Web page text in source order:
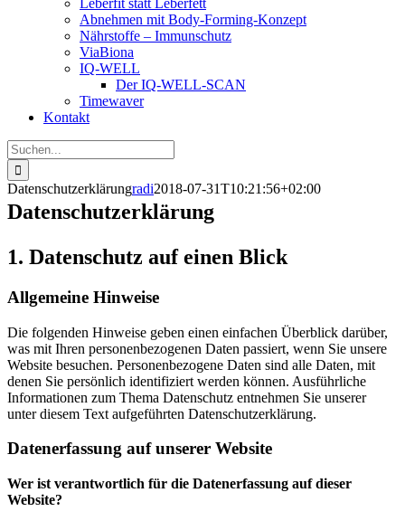
Leberfit statt Leberfett
Abnehmen mit Body-Forming-Konzept
Nährstoffe – Immunschutz
ViaBiona
IQ-WELL
Der IQ-WELL-SCAN
Timewaver
Kontakt
Suche
nach:
Datenschutzerklärungradi2018-07-31T10:21:56+02:00
Datenschutzerklärung
1. Datenschutz auf einen Blick
Allgemeine Hinweise
Die folgenden Hinweise geben einen einfachen Überblick darüber,
was mit Ihren personenbezogenen Daten passiert, wenn Sie unsere
Website besuchen. Personenbezogene Daten sind alle Daten, mit
denen Sie persönlich identifiziert werden können. Ausführliche
Informationen zum Thema Datenschutz entnehmen Sie unserer
unter diesem Text aufgeführten Datenschutzerklärung.
Datenerfassung auf unserer Website
Wer ist verantwortlich für die Datenerfassung auf dieser
Website?